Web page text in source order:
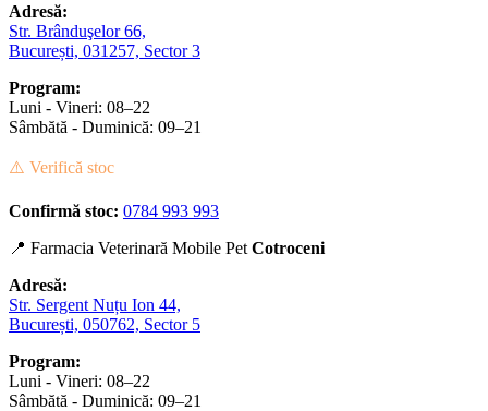
Adresă:
Str. Brânduşelor 66,
București, 031257, Sector 3
Program:
Luni - Vineri: 08–22
Sâmbătă - Duminică: 09–21
⚠️ Verifică stoc
Confirmă stoc: 0784 993 993
📍 Farmacia Veterinară Mobile Pet Cotroceni
Adresă:
Str. Sergent Nuțu Ion 44,
București, 050762, Sector 5
Program:
Luni - Vineri: 08–22
Sâmbătă - Duminică: 09–21